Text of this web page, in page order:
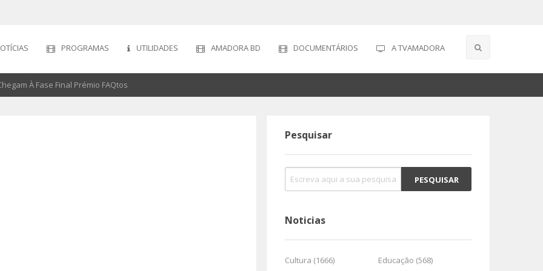
PROGRAMAS UTILIDADES AMADORA BD DOCUMENTÁRIOS A TVAMADORA
À Fase Final Prémio FAQtos
Pesquisar
Noticias
Cultura (1666)
Educação (568)